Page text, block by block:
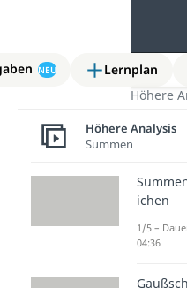
NEU Lernplan
Höhere
Höhere Analysis
Summen
ichen
1/5 –
04:36